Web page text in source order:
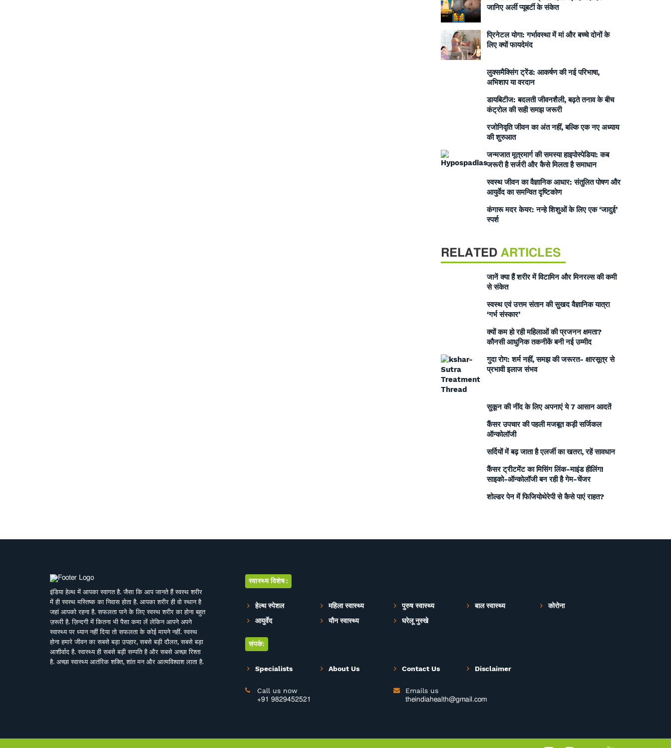
जानिए अर्ली प्यूबर्टी के संकेत
प्रिनेटल योगा: गर्भावस्था में मां और बच्चे दोनों के
लिए क्यों फायदेमंद
लुक्समैक्सिंग ट्रेंड: आकर्षण की नई परिभाषा,
अभिशाप या वरदान
डायबिटीज: बदलती जीवनशैली, बढ़ते तनाव के बीच
कंट्रोल की सही समझ जरूरी
रजोनिवृति जीवन का अंत नहीं, बल्कि एक नए अध्याय
की शुरुआत
जन्मजात मूत्रमार्ग की समस्या हाइपोस्पेडिया: कब
जरूरी है सर्जरी और कैसे मिलता है समाधान
स्वस्थ जीवन का वैज्ञानिक आधार: संतुलित पोषण और
आयुर्वेद का समन्वित दृष्टिकोण
कंगारू मदर केयर: नन्हे शिशुओं के लिए एक ‘जादुई’
स्पर्श
RELATED ARTICLES
जानें क्या हैं शरीर में विटामिन और मिनरल्स की कमी
से संकेत
स्वस्थ एवं उत्तम संतान की सुखद वैज्ञानिक यात्रा
‘गर्भ संस्कार’
क्यों कम हो रही महिलाओं की प्रजनन क्षमता?
कौनसी आधुनिक तकनीकें बनी नई उम्मीद
गुदा रोग: शर्म नहीं, समझ की जरूरत- क्षारसूत्र से
प्रभावी इलाज संभव
सुकून की नींद के लिए अपनाएं ये 7 आसान आदतें
कैंसर उपचार की पहली मजबूत कड़ी सर्जिकल
ऑन्कोलॉजी
सर्दियों में बढ़ जाता है एलर्जी का खतरा, रहें सावधान
कैंसर ट्रीटमेंट का मिसिंग लिंक-माइंड हीलिंग!
साइको-ऑन्कोलॉजी बन रही है गेम-चेंजर
शोल्डर पेन में फिजियोथेरेपी से कैसे पाएं राहत?
इंडिया हेल्थ में आपका स्वागत है. जैसा कि आप जानते हैं स्वस्थ शरीर
में ही स्वस्थ मस्तिष्क का निवास होता है. आपका शरीर ही वो स्थान है
जहां आपको रहना है. सफलता पाने के लिए स्वस्थ शरीर का होना बहुत
ज़रूरी है. ज़िन्दगी में कितना भी पैसा कमा लें लेकिन आपने अपने
स्वास्थ्य पर ध्यान नहीं दिया तो सफलता के कोई मायने नहीं. स्वस्थ
होना हमारे जीवन का सबसे बड़ा उपहार, सबसे बड़ी दौलत, सबसे बड़ा
आशीर्वाद है. स्वास्थ्य ही सबसे बड़ी सम्पति है और सबसे अच्छा रिश्ता
है. अच्छा स्वास्थ्य आतंरिक शक्ति, शांत मन और आत्मविश्वाश लाता है.
स्वास्थ्य विशेष:
हेल्थ स्पेशल महिला स्वास्थ्य पुरुष स्वास्थ्य बाल स्वास्थ्य
कोरोना
आयुर्वेद
यौन स्वास्थ्य घरेलू नुस्खे
संपर्क:
Specialists About Us Contact Us Disclaimer
 Call us now
+91 9829452521
 Emails us
theindiahealth@gmail.com